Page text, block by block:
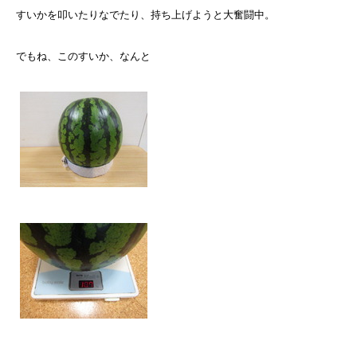
すいかを叩いたりなでたり、持ち上げようと大奮闘中。
でもね、このすいか、なんと